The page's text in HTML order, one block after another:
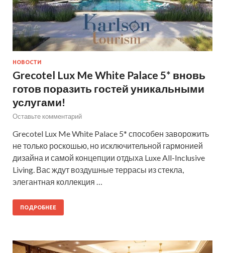
НОВОСТИ
Grecotel Lux Me White Palace 5* вновь
готов поразить гостей уникальными
услугами!
Оставьте комментарий
Grecotel Lux Me White Palace 5* способен заворожить
не только роскошью, но исключительной гармонией
дизайна и самой концепции отдыха Luxe All-Inclusive
Living. Вас ждут воздушные террасы из стекла,
элегантная коллекция …
ПОДРОБНЕЕ